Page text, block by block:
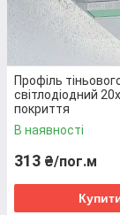
Як
Профіль
світлодіодний
покриття
В наявності
313 ₴/пог.м